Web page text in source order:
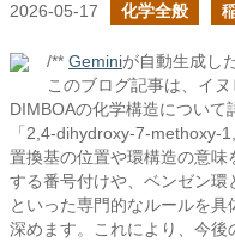
2026-05-17 化学全般
/** Geminiが自動生成し
このブログ記事は、イ
DIMBOAの化学構造につい
「2,4-dihydroxy-7-methoxy-
置換基の位置や環構造の意味
する番号付けや、ベンゼン
といった専門的なルールを
深めます。これにより、今